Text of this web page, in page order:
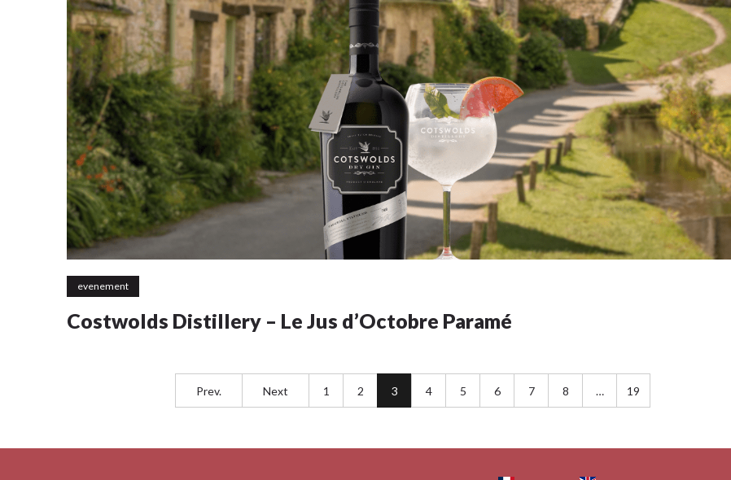
evenement
Costwolds Distillery – Le Jus d’Octobre Paramé
Prev. Next 1 2 3 4 5 6 7 8 … 19